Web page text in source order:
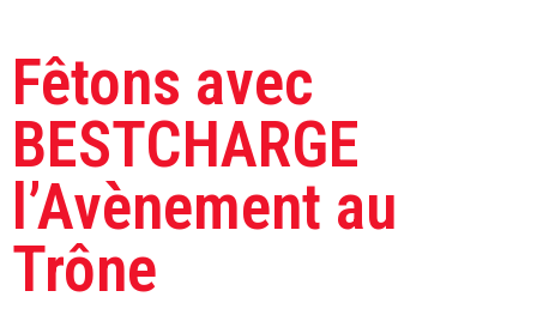
Fêtons avec
BESTCHARGE
l’Avènement au
Trône